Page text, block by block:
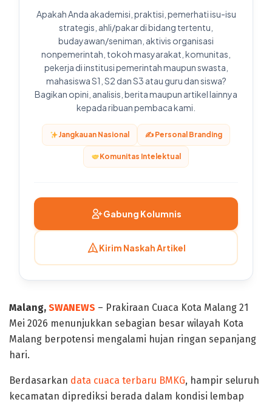
Apakah Anda akademisi, praktisi, pemerhati isu-isu
strategis, ahli/pakar di bidang tertentu,
budayawan/seniman, aktivis organisasi
nonpemerintah, tokoh masyarakat, komunitas,
pekerja di institusi pemerintah maupun swasta,
mahasiswa S1, S2 dan S3 atau guru dan siswa?
Bagikan opini, analisis, berita maupun artikel lainnya
kepada ribuan pembaca kami.
Jangkauan Nasional ✍️ Personal Branding
Komunitas Intelektual
Gabung Kolumnis
Kirim Naskah Artikel
Malang, SWANEWS – Prakiraan Cuaca Kota Malang 21
Mei 2026 menunjukkan sebagian besar wilayah Kota
Malang berpotensi mengalami hujan ringan sepanjang
hari.
Berdasarkan data cuaca terbaru BMKG, hampir seluruh
kecamatan diprediksi berada dalam kondisi lembap